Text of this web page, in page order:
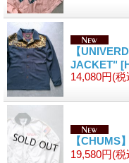
【
JACKET"
14,080円(税
【CHUMS
19,580円(税